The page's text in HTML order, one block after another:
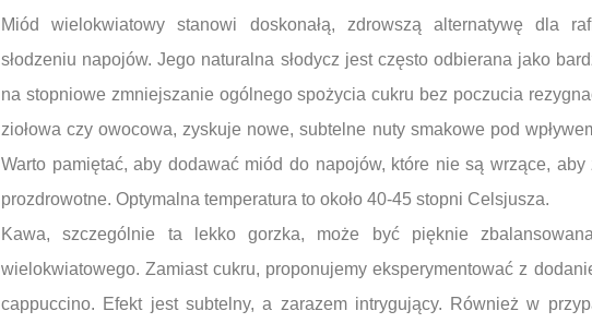
Miód wielokwiatowy stanowi doskonałą, zdrowszą alternatywę dla
słodzeniu napojów. Jego naturalna słodycz jest często odbierana jako
na stopniowe zmniejszanie ogólnego spożycia cukru bez poczucia
ziołowa czy owocowa, zyskuje nowe, subtelne nuty smakowe pod
Warto pamiętać, aby dodawać miód do napojów, które nie są wrzące,
prozdrowotne. Optymalna temperatura to około 40-45 stopni Celsjusza.
Kawa, szczególnie ta lekko gorzka, może być pięknie
wielokwiatowego. Zamiast cukru, proponujemy eksperymentować z
cappuccino. Efekt jest subtelny, a zarazem intrygujący. Również w